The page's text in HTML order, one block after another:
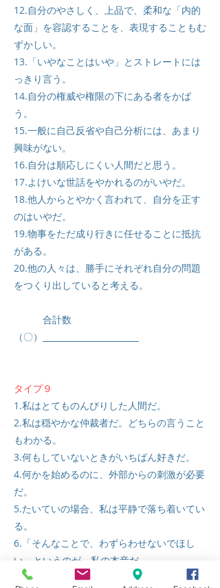
12.自分のやさしく、上品で、柔和な「内的
な面」を容認することを、表現することもむ
ずかしい。
13.「いやなことはいや」とストレートには
っきり言う。
14.自分の権威や権限の下にある者をかば
う。
15.一般に自己反省や自己分析には、あまり
興味がない。
16.自分は順応しにくい人間だと思う。
17.よけいな世話をやかれるのがいやだ。
18.他人からとやかく言われて、自分を正す
のはいやだ。
19.物事をただ成り行きに任せることに抵抗
がある。
20.他の人々は、勝手にそれぞれ自分の問題
をつくり出していると考える。
合計数
（〇）
タイプ９
1.私はとてものんびりした人間だ。
2.私は穏やかな仲裁者だ。どちらの言うこと
もわかる。
3.何もしていないときがいちばん好きだ。
4.何かを始めるのに、外部からの刺激が必要
だ。
5.たいていの場合、私は平静で落ち着いてい
る。
6.「そんなことで、わずらわせないでほし
い」というのが、私の本音だ。
7.どんなことでも、とりかえしのつかない失